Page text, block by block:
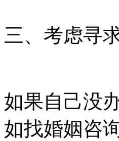
三、考虑寻
如果自己没
如找婚姻咨